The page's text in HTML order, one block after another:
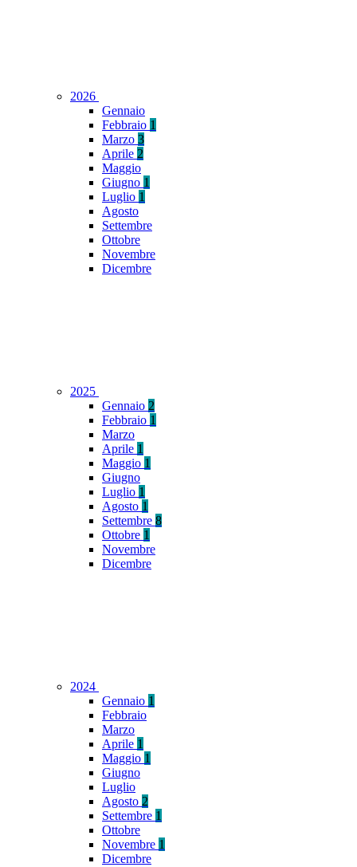
2026
Gennaio
Febbraio 1
Marzo 3
Aprile 2
Maggio
Giugno 1
Luglio 1
Agosto
Settembre
Ottobre
Novembre
Dicembre
2025
Gennaio 2
Febbraio 1
Marzo
Aprile 1
Maggio 1
Giugno
Luglio 1
Agosto 1
Settembre 8
Ottobre 1
Novembre
Dicembre
2024
Gennaio 1
Febbraio
Marzo
Aprile 1
Maggio 1
Giugno
Luglio
Agosto 2
Settembre 1
Ottobre
Novembre 1
Dicembre